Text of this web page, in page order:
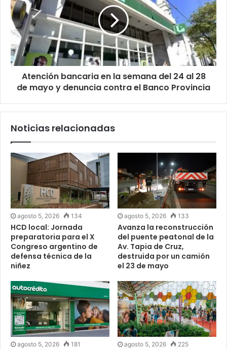
Atención bancaria en la semana del 24 al 28
de mayo y denuncia contra el Banco Provincia
Noticias relacionadas
agosto 5, 2026 134
HCD local: Jornada
preparatoria para el X
Congreso argentino de
defensa técnica de la
niñez
agosto 5, 2026 133
Avanza la reconstrucción
del puente peatonal de la
Av. Tapia de Cruz,
destruida por un camión
el 23 de mayo
agosto 5, 2026 181 agosto 5, 2026 225